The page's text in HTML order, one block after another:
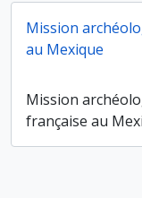
Mission
au Mexique
Mission
française au